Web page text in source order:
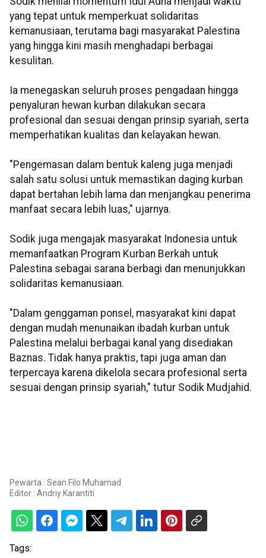
yang tepat untuk memperkuat solidaritas
kemanusiaan, terutama bagi masyarakat Palestina
yang hingga kini masih menghadapi berbagai
kesulitan.
Ia menegaskan seluruh proses pengadaan hingga
penyaluran hewan kurban dilakukan secara
profesional dan sesuai dengan prinsip syariah, serta
memperhatikan kualitas dan kelayakan hewan.
"Pengemasan dalam bentuk kaleng juga menjadi
salah satu solusi untuk memastikan daging kurban
dapat bertahan lebih lama dan menjangkau penerima
manfaat secara lebih luas," ujarnya.
Sodik juga mengajak masyarakat Indonesia untuk
memanfaatkan Program Kurban Berkah untuk
Palestina sebagai sarana berbagi dan menunjukkan
solidaritas kemanusiaan.
"Dalam genggaman ponsel, masyarakat kini dapat
dengan mudah menunaikan ibadah kurban untuk
Palestina melalui berbagai kanal yang disediakan
Baznas. Tidak hanya praktis, tapi juga aman dan
terpercaya karena dikelola secara profesional serta
sesuai dengan prinsip syariah," tutur Sodik Mudjahid.
Pewarta : Sean Filo Muhamad
Editor : Andriy Karantiti
Tags: